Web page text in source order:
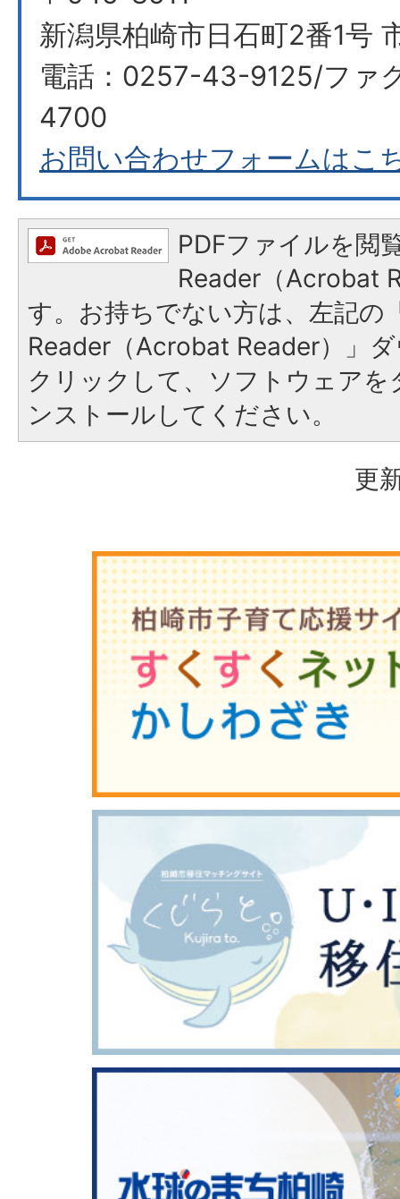
新潟県柏崎市日石町2番1号
電話：0257-43-9125/ファ
4700
お問い合わせフォームはこ
PDFファイルを閲
Reader（Acrobat
す。お持ちでない方は、左記の
Reader（Acrobat Reader）」
クリックして、ソフトウェア
ンストールしてください。
更